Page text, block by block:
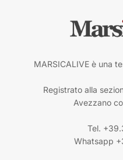
MARSICALIVE è una
Registrato alla
Avezzano
Tel.
Whatsapp